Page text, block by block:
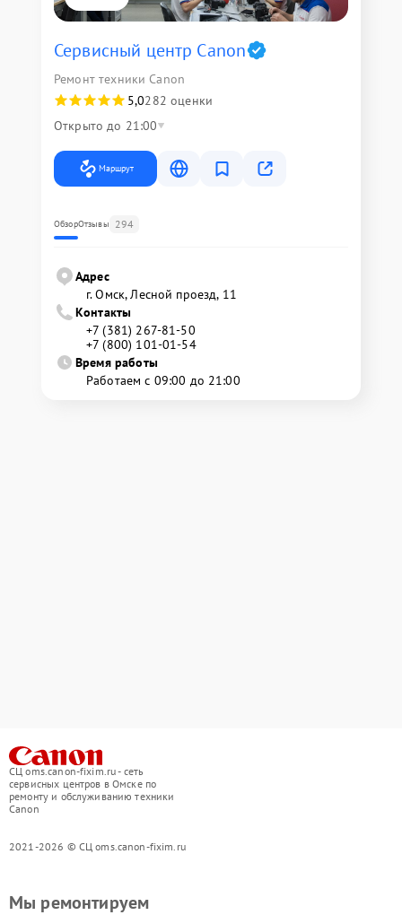
Сервисный центр Canon
Ремонт техники Canon
5,0282 оценки
Открыто до 21:00
Маршрут
ОбзорОтзывы 294
Адрес
г. Омск, ​Лесной проезд, 11
Контакты
+7 (381) 267-81-50
+7 (800) 101-01-54
Время работы
Работаем с 09:00 до 21:00
СЦ oms.canon-fixim.ru - сеть
сервисных центров в Омске по
ремонту и обслуживанию техники
Canon
2021-2026 © СЦ oms.canon-fixim.ru
Мы ремонтируем